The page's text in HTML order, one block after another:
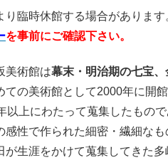
り臨時休館する場合があります
を事前にご確認下さい。
美術館は幕末・明治期の七宝
ての美術館として2000年に開
以上にわたって蒐集したもの
感性で作られた細密・繊細な
が生涯をかけて蒐集してきた多